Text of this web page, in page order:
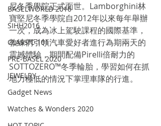
BASELWORLD 2016
SIHH2016
CLASSIC 101
PRE-BASEL 2020
JEWELRY
Gadget News
Watches & Wonders 2020
尼冬季學院正式面世。Lamborghini林
寶堅尼冬季學院自2012年以來每年舉辦
一次，成為冰上駕駛課程的國際基準，
教練們引領汽車愛好者進行為期兩天的
震撼體驗，期間配備Pirelli倍耐力的
SOTTOZERO™冬季輪胎，學習如何在抓
地力極低的情況下掌理車隊的行進。